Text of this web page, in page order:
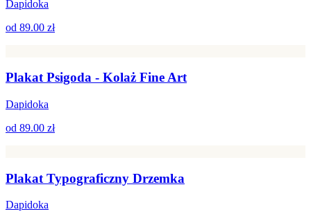
Dapidoka
od 89.00 zł
Plakat Psigoda - Kolaż Fine Art
Dapidoka
od 89.00 zł
Plakat Typograficzny Drzemka
Dapidoka